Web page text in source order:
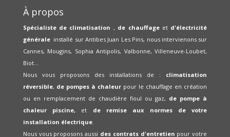
À propos
Spécialiste de climatisation , de chauffageet d'électricité
générale installé sur Antibes Juan Les Pins, nous intervienons sur
Cannes, Mougins, Sophia Antipolis, Valbonne, Villeneuve-Loubet,
Biot...
Nous vous proposons des installations de : climatisation
réversible, de pompes à chaleurpour le chauffage en création
ou en remplacement de chaudière fioul ou gaz, de pompe à
chaleur piscine, et de remise aux normes de votre
installation électrique.
Nous vous proposons aussi des contrats d'entretien pour votre